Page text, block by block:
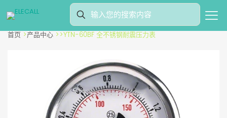
首页 >产品中心 >>YTN-60BF 全不锈钢耐震压力表